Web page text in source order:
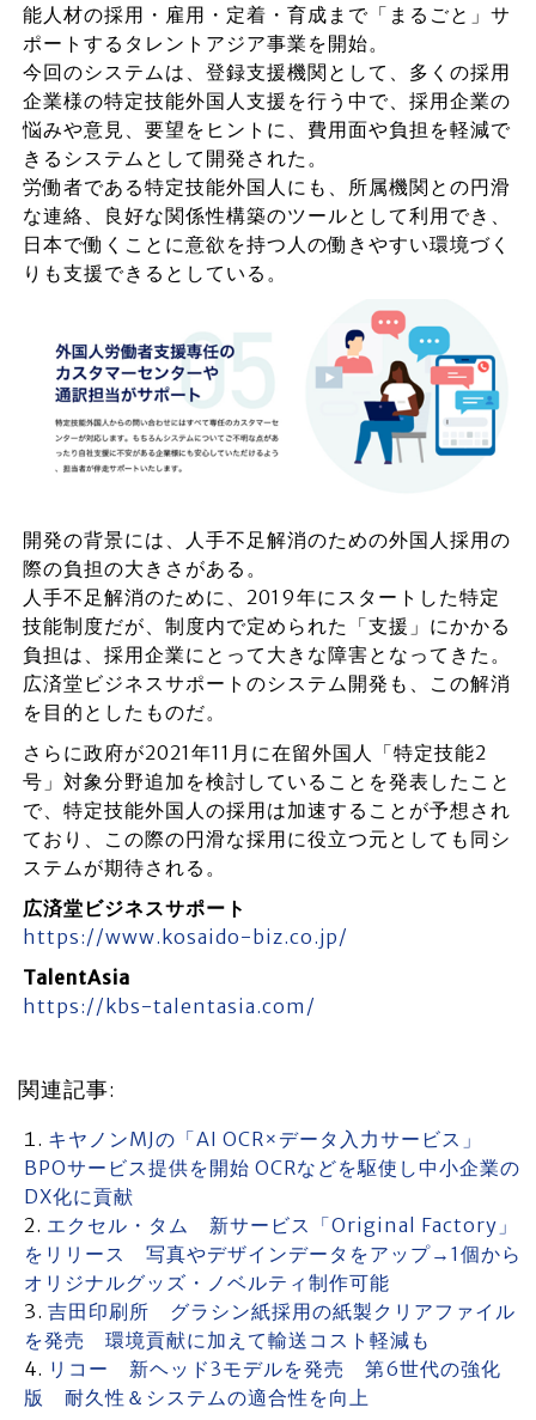
能人材の採用・雇用・定着・育成まで「まるごと」サ
ポートするタレントアジア事業を開始。
今回のシステムは、登録支援機関として、多くの採用
企業様の特定技能外国人支援を行う中で、採用企業の
悩みや意見、要望をヒントに、費用面や負担を軽減で
きるシステムとして開発された。
労働者である特定技能外国人にも、所属機関との円滑
な連絡、良好な関係性構築のツールとして利用でき、
日本で働くことに意欲を持つ人の働きやすい環境づく
りも支援できるとしている。
開発の背景には、人手不足解消のための外国人採用の
際の負担の大きさがある。
人手不足解消のために、2019年にスタートした特定
技能制度だが、制度内で定められた「支援」にかかる
負担は、採用企業にとって大きな障害となってきた。
広済堂ビジネスサポートのシステム開発も、この解消
を目的としたものだ。
さらに政府が2021年11月に在留外国人「特定技能2
号」対象分野追加を検討していることを発表したこと
で、特定技能外国人の採用は加速することが予想され
ており、この際の円滑な採用に役立つ元としても同シ
ステムが期待される。
広済堂ビジネスサポート
https://www.kosaido-biz.co.jp/
TalentAsia
https://kbs-talentasia.com/
関連記事:
キヤノンMJの「AI OCR×データ入力サービス」
BPOサービス提供を開始 OCRなどを駆使し中小企業の
DX化に貢献
エクセル・タム 新サービス「Original Factory」
をリリース 写真やデザインデータをアップ→1個から
オリジナルグッズ・ノベルティ制作可能
吉田印刷所 グラシン紙採用の紙製クリアファイル
を発売 環境貢献に加えて輸送コスト軽減も
リコー 新ヘッド3モデルを発売 第6世代の強化
版 耐久性＆システムの適合性を向上